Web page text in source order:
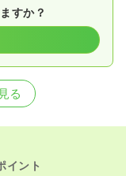
すか？
る
イント